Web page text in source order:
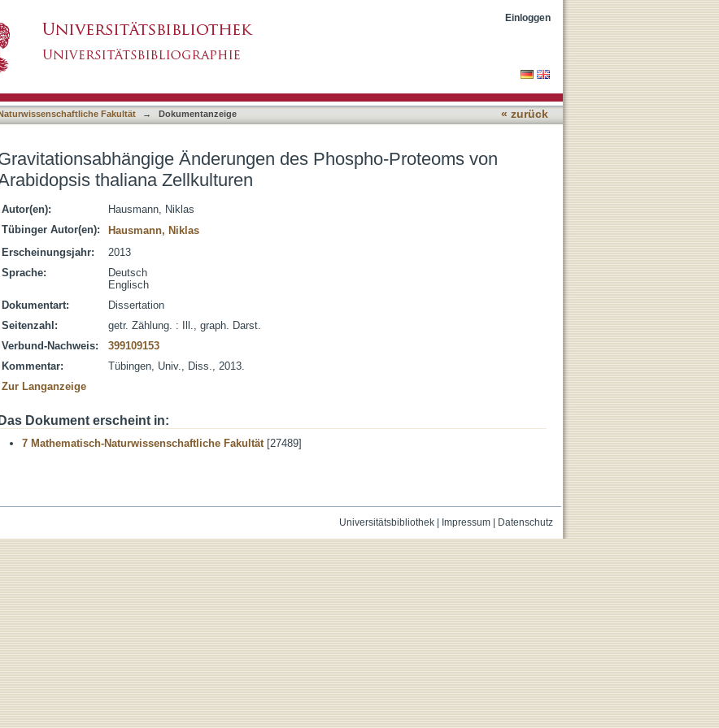
des Phospho-Proteoms von Arabidopsis thaliana Zellkulturen
Einloggen
Fakultät → Dokumentanzeige « zurück
Änderungen des Phospho-Proteoms von
thaliana Zellkulturen
Autor(en):
Hausmann, Niklas
Tübinger Autor(en):
Hausmann, Niklas
Erscheinungsjahr:
2013
Sprache:
Deutsch
Englisch
Dokumentart:
Dissertation
Seitenzahl:
getr. Zählung. : Ill., graph. Darst.
Verbund-Nachweis:
399109153
Kommentar:
Tübingen, Univ., Diss., 2013.
Zur Langanzeige
Das Dokument erscheint in:
7 Mathematisch-Naturwissenschaftliche Fakultät[27489]
Universitätsbibliothek| Impressum| Datenschutz